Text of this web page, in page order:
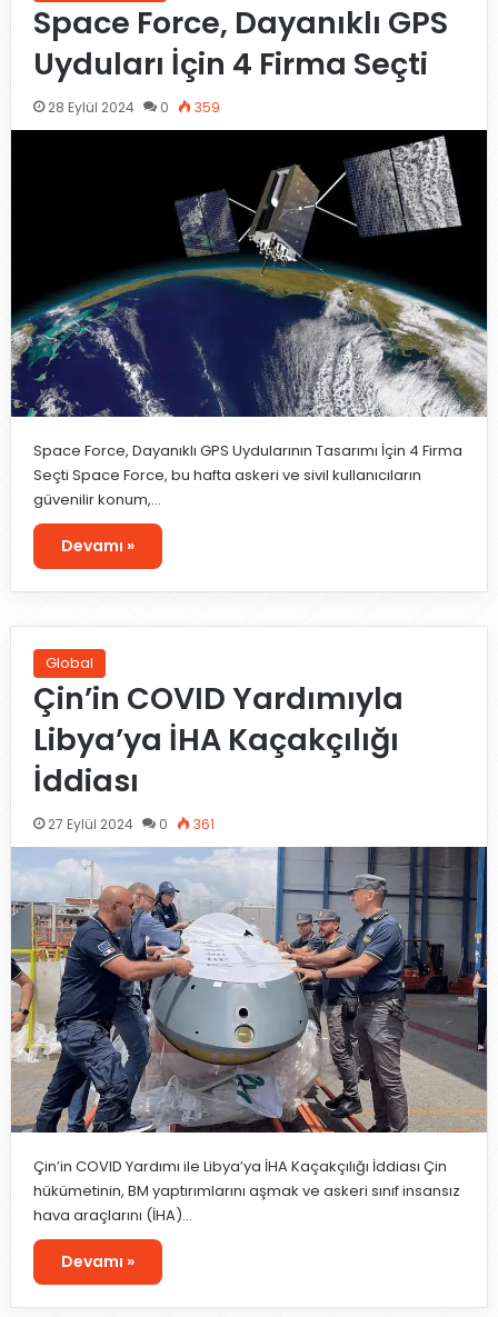
Space Force, Dayanıklı GPS
Uyduları İçin 4 Firma Seçti
28 Eylül 2024 0 359
Space Force, Dayanıklı GPS Uydularının Tasarımı İçin 4 Firma
Seçti Space Force, bu hafta askeri ve sivil kullanıcıların
güvenilir konum,…
Devamı »
Global
Çin’in COVID Yardımıyla
Libya’ya İHA Kaçakçılığı
İddiası
27 Eylül 2024 0 361
Çin’in COVID Yardımı ile Libya’ya İHA Kaçakçılığı İddiası Çin
hükümetinin, BM yaptırımlarını aşmak ve askeri sınıf insansız
hava araçlarını (İHA)…
Devamı »